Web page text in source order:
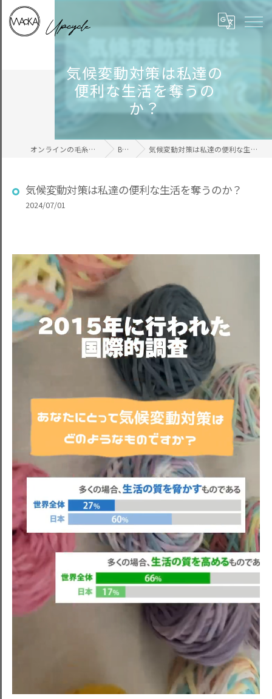
気候変動対策は私達の
便利な生活を奪うの
か？
オンラインの毛糸ならWAcKA BLOG 気候変動対策は私達の便利な生活を奪うのか？
気候変動対策は私達の便利な生活を奪うのか？
2024/07/01